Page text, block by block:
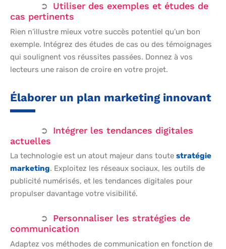
Utiliser des exemples et études de
cas pertinents
Rien n’illustre mieux votre succès potentiel qu’un bon
exemple. Intégrez des études de cas ou des témoignages
qui soulignent vos réussites passées. Donnez à vos
lecteurs une raison de croire en votre projet.
Élaborer un plan marketing innovant
Intégrer les tendances digitales
actuelles
La technologie est un atout majeur dans toute stratégie
marketing. Exploitez les réseaux sociaux, les outils de
publicité numérisés, et les tendances digitales pour
propulser davantage votre visibilité.
Personnaliser les stratégies de
communication
Adaptez vos méthodes de communication en fonction de